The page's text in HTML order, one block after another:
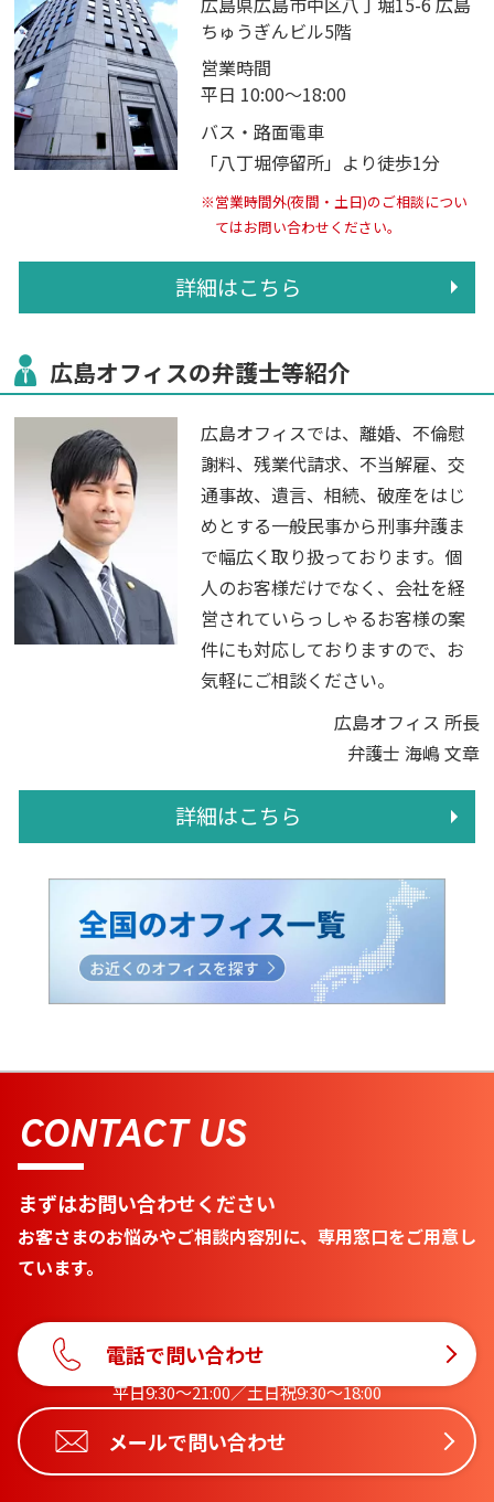
ちゅうぎんビル5階
営業時間
平日 10:00～18:00
バス・路面電車
「八丁堀停留所」より徒歩1分
※営業時間外(夜間・土日)のご相談につい
てはお問い合わせください。
詳細はこちら
広島オフィスの弁護士等紹介
広島オフィスでは、離婚、不倫慰
謝料、残業代請求、不当解雇、交
通事故、遺言、相続、破産をはじ
めとする一般民事から刑事弁護ま
で幅広く取り扱っております。個
人のお客様だけでなく、会社を経
営されていらっしゃるお客様の案
件にも対応しておりますので、お
気軽にご相談ください。
広島オフィス 所長
弁護士 海嶋 文章
詳細はこちら
CONTACT US
まずはお問い合わせください
お客さまのお悩みやご相談内容別に、専用窓口をご用意し
ています。
電話で問い合わせ
平日9:30〜21:00／土日祝9:30〜18:00
メールで問い合わせ